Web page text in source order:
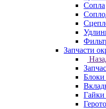
Сопла
Запчасти
Блоки
Гайки